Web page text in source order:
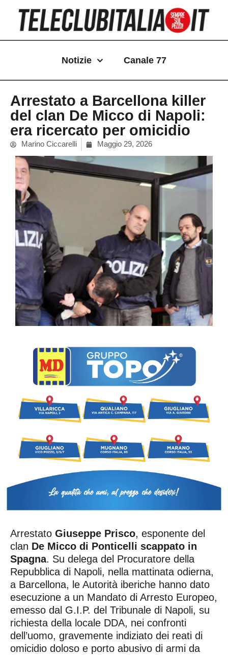
contenuto
Notizie Canale 77
Arrestato a Barcellona killer
del clan De Micco di Napoli:
era ricercato per omicidio
Marino Ciccarelli Maggio 29, 2026
Arrestato Giuseppe Prisco, esponente del
clan De Micco di Ponticelli scappato in
Spagna. Su delega del Procuratore della
Repubblica di Napoli, nella mattinata odierna,
a Barcellona, le Autorità iberiche hanno dato
esecuzione a un Mandato di Arresto Europeo,
emesso dal G.I.P. del Tribunale di Napoli, su
richiesta della locale DDA, nei confronti
dell’uomo, gravemente indiziato dei reati di
omicidio doloso e porto abusivo di armi da